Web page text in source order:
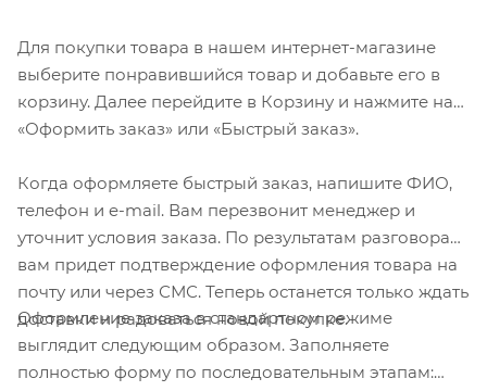
Для покупки товара в нашем интернет-магазине
выберите понравившийся товар и добавьте его в
корзину. Далее перейдите в Корзину и нажмите на
«Оформить заказ» или «Быстрый заказ».
Когда оформляете быстрый заказ, напишите ФИО,
телефон и e-mail. Вам перезвонит менеджер и
уточнит условия заказа. По результатам разговора
вам придет подтверждение оформления товара на
почту или через СМС. Теперь останется только ждать
доставки и радоваться новой покупке.
Оформление заказа в стандартном режиме
выглядит следующим образом. Заполняете
полностью форму по последовательным этапам: